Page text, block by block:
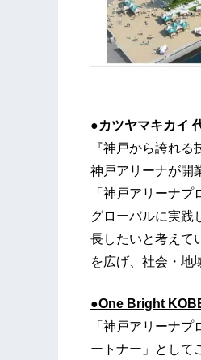
●カツヤマキカイ
『神戸から誇れ
神戸アリーナが開
「神戸アリーナ
グローバルに実践
長したいと考えて
を広げ、社会・地
●One Bright
「神戸アリーナ
ートナー」として